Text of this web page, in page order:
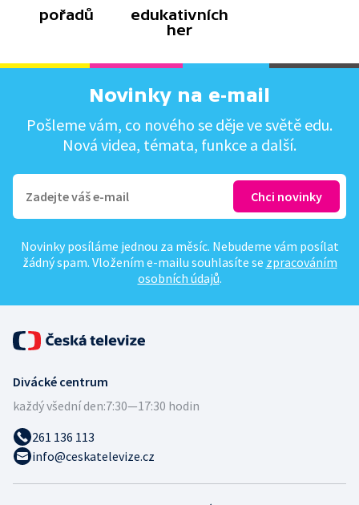
pořadů
edukativních
her
Novinky na e-mail
Pošleme vám, co nového se děje ve světě edu.
Nová videa, témata, funkce a další.
Novinky posíláme jednou za měsíc. Nebudeme vám posílat
žádný spam. Vložením e-mailu souhlasíte se zpracováním
osobních údajů.